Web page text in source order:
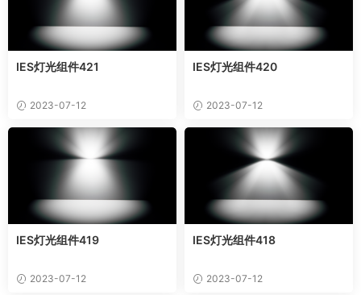
IES灯光组件421
2023-07-12
IES灯光组件420
2023-07-12
IES灯光组件419
2023-07-12
IES灯光组件418
2023-07-12